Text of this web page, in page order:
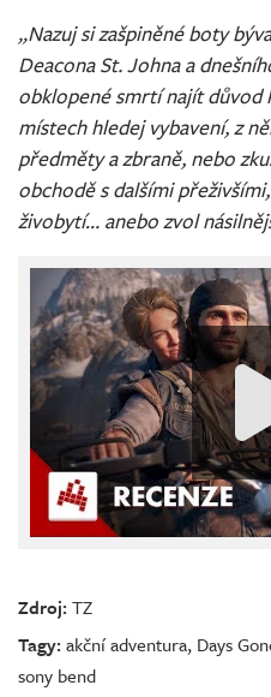
„Nazuj si zašpiněné boty
Deacona St. Johna a
obklopené smrtí najít důvod
místech hledej vybavení, z
předměty a zbraně, nebo
obchodě s dalšími
živobytí… anebo zvol
Zdroj:TZ
Tagy:akční adventura, Days
sony bend